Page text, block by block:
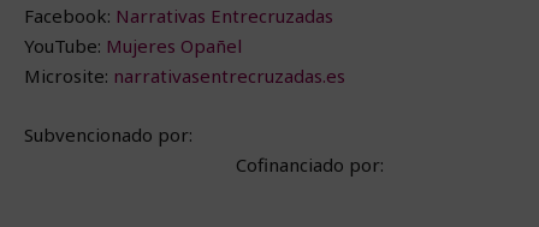
Facebook: Narrativas Entrecruzadas
YouTube: Mujeres Opañel
Microsite: narrativasentrecruzadas.es
Subvencionado por:
Cofinanciado por: